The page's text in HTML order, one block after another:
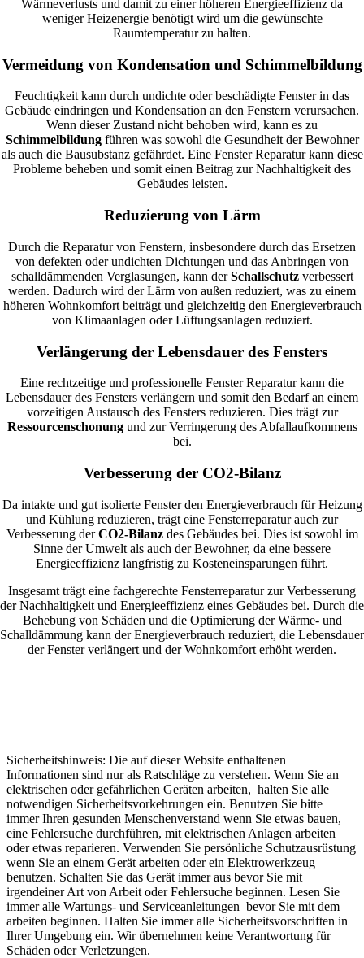
Wärmeverlusts und damit zu einer höheren Energieeffizienz da
weniger Heizenergie benötigt wird um die gewünschte
Raumtemperatur zu halten.
Vermeidung von Kondensation und Schimmelbildung
Feuchtigkeit kann durch undichte oder beschädigte Fenster in das
Gebäude eindringen und Kondensation an den Fenstern verursachen.
Wenn dieser Zustand nicht behoben wird, kann es zu
Schimmelbildungführen was sowohl die Gesundheit der Bewohner
als auch die Bausubstanz gefährdet. Eine Fenster Reparatur kann diese
Probleme beheben und somit einen Beitrag zur Nachhaltigkeit des
Gebäudes leisten.
Reduzierung von Lärm
Durch die Reparatur von Fenstern, insbesondere durch das Ersetzen
von defekten oder undichten Dichtungen und das Anbringen von
schalldämmenden Verglasungen, kann derSchallschutzverbessert
werden. Dadurch wird der Lärm von außen reduziert, was zu einem
höheren Wohnkomfort beiträgt und gleichzeitig den Energieverbrauch
von Klimaanlagen oder Lüftungsanlagen reduziert.
Verlängerung der Lebensdauer des Fensters
Eine rechtzeitige und professionelle Fenster Reparatur kann die
Lebensdauer des Fensters verlängern und somit den Bedarf an einem
vorzeitigen Austausch des Fensters reduzieren. Dies trägt zur
Ressourcenschonungund zur Verringerung des Abfallaufkommens
bei.
Verbesserung der CO2-Bilanz
Da intakte und gut isolierte Fenster den Energieverbrauch für Heizung
und Kühlung reduzieren, trägt eine Fensterreparatur auch zur
Verbesserung derCO2-Bilanzdes Gebäudes bei. Dies ist sowohl im
Sinne der Umwelt als auch der Bewohner, da eine bessere
Energieeffizienz langfristig zu Kosteneinsparungen führt.
Insgesamt trägt eine fachgerechte Fensterreparatur zur Verbesserung
der Nachhaltigkeit und Energieeffizienz eines Gebäudes bei. Durch die
Behebung von Schäden und die Optimierung der Wärme- und
Schalldämmung kann der Energieverbrauch reduziert, die Lebensdauer
der Fenster verlängert und der Wohnkomfort erhöht werden.
Sicherheitshinweis: Die auf dieser Website enthaltenen
Informationen sind nur als Ratschläge zu verstehen. Wenn Sie an
elektrischen oder gefährlichen Geräten arbeiten, halten Sie alle
notwendigen Sicherheitsvorkehrungen ein. Benutzen Sie bitte
immer Ihren gesunden Menschenverstand wenn Sie etwas bauen,
eine Fehlersuche durchführen, mit elektrischen Anlagen arbeiten
oder etwas reparieren. Verwenden Sie persönliche Schutzausrüstung
wenn Sie an einem Gerät arbeiten oder ein Elektrowerkzeug
benutzen. Schalten Sie das Gerät immer aus bevor Sie mit
irgendeiner Art von Arbeit oder Fehlersuche beginnen. Lesen Sie
immer alle Wartungs- und Serviceanleitungen bevor Sie mit dem
arbeiten beginnen. Halten Sie immer alle Sicherheitsvorschriften in
Ihrer Umgebung ein. Wir übernehmen keine Verantwortung für
Schäden oder Verletzungen.